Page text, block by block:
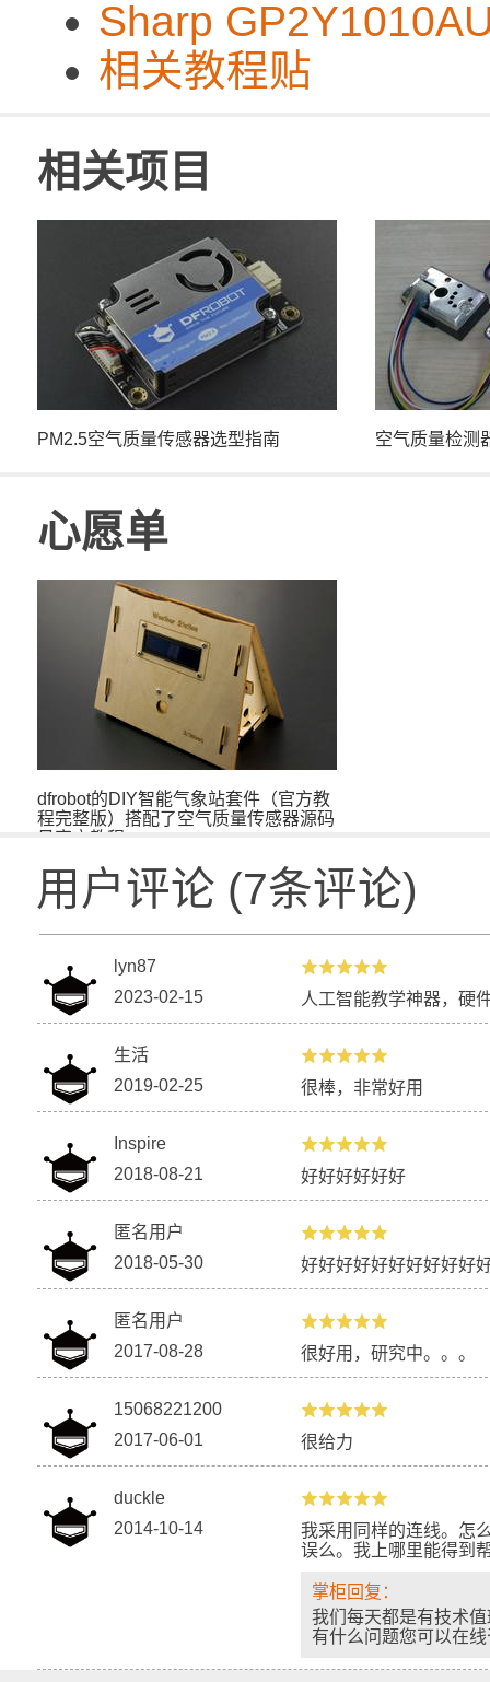
Sharp
相关教程贴
相关项目
PM2.5空气质量传感器选型指南 空气质量检测
心愿单
dfrobot的DIY智能气象站套件（官方教
程完整版）搭配了空气质量传感器源码
见官方教程
用户评论 (7条评论)
lyn87
2023-02-15
人工智能教学神器，硬
生活
2019-02-25
很棒，非常好用
Inspire
2018-08-21
好好好好好好
匿名用户
2018-05-30
好好好好好好好好好好
匿名用户
2017-08-28
很好用，研究中。。。
15068221200
2017-06-01
很给力
duckle
2014-10-14
我采用同样的连线。怎
误么。我上哪里能得到
掌柜回复：
我们每天都是有技术
有什么问题您可以在